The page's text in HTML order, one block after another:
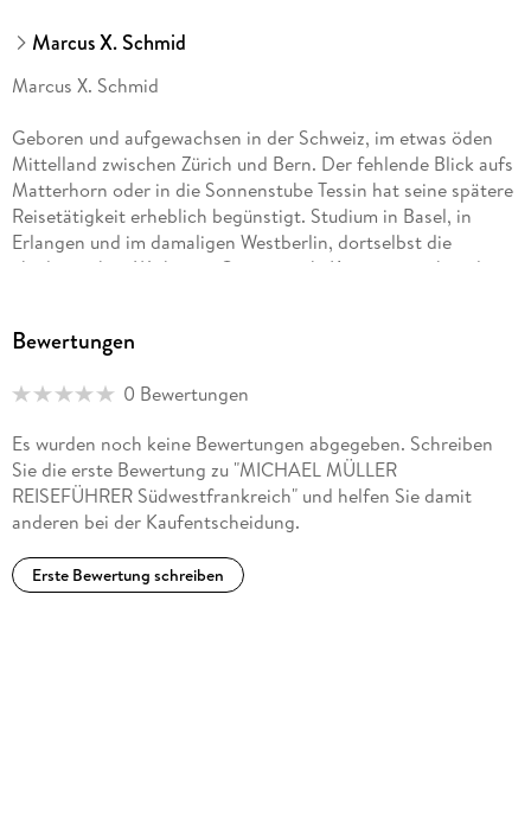
nachhaltigorientiert.
Ihre Vorteile mit dem E-Book
Alle Inhalte jederzeit digital verfügbar. Schnelles Navigieren
per
Suchfunktion. Geringes Gewicht im Gepäck. Ideal für
spontane Planung
Authentisch reisen mit den Reiseführern aus dem Michael
Unsere Reiseführer sind von Reisenden für Reisende
gemacht. Ehrlich,
unabhängig, authentisch.
Marcus X. Schmid
Marcus X. Schmid
Geboren und aufgewachsen in der Schweiz, im etwas öden
Mittelland zwischen Zürich und Bern. Der fehlende Blick aufs
Matterhorn oder in die Sonnenstube Tessin hat seine spätere
Reisetätigkeit erheblich begünstigt. Studium in Basel, in
Erlangen und im damaligen Westberlin, dortselbst die
akademischen Weihen in Germanistik, Komparatistik und
Bewertungen
0 Bewertungen
Es wurden noch keine Bewertungen abgegeben. Schreiben
Sie die erste Bewertung zu "MICHAEL MÜLLER
REISEFÜHRER Südwestfrankreich" und helfen Sie damit
anderen bei der Kaufentscheidung.
Erste Bewertung schreiben